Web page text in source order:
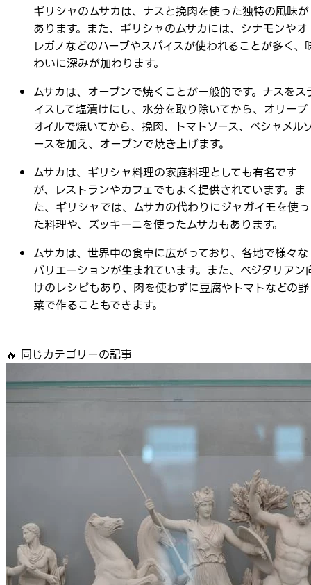
ギリシャのムサカは、ナスと挽肉を使った独特の風味が
あります。また、ギリシャのムサカには、シナモンやオ
レガノなどのハーブやスパイスが使われることが多く、
わいに深みが加わります。
ムサカは、オーブンで焼くことが一般的です。ナスをス
イスして塩漬けにし、水分を取り除いてから、オリーブ
オイルで焼いてから、挽肉、トマトソース、ベシャメル
ースを加え、オーブンで焼き上げます。
ムサカは、ギリシャ料理の家庭料理としても有名です
が、レストランやカフェでもよく提供されています。ま
た、ギリシャでは、ムサカの代わりにジャガイモを使っ
た料理や、ズッキーニを使ったムサカもあります。
ムサカは、世界中の食卓に広がっており、各地で様々な
バリエーションが生まれています。また、ベジタリアン
けのレシピもあり、肉を使わずに豆腐やトマトなどの野
菜で作ることもできます。
🔥 同じカテゴリーの記事